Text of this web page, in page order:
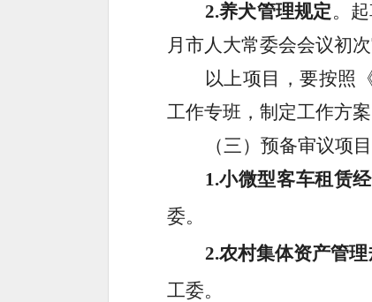
2.养犬管理规定。
月市人大常委会会议初次
以上项目，要按照
工作专班，制定工作方
（三）预备审议项
1.小微型客车租赁
委。
2.农村集体资产管理
工委。